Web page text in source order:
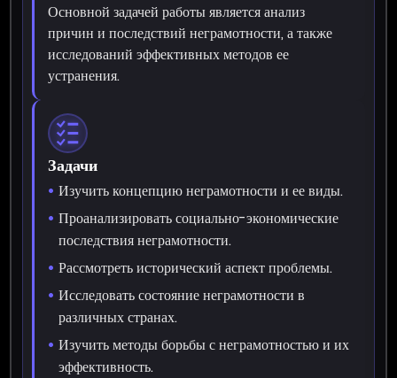
Основной задачей работы является анализ
причин и последствий неграмотности, а также
исследований эффективных методов ее
устранения.
Задачи
Изучить концепцию неграмотности и ее виды.
Проанализировать социально-экономические
последствия неграмотности.
Рассмотреть исторический аспект проблемы.
Исследовать состояние неграмотности в
различных странах.
Изучить методы борьбы с неграмотностью и их
эффективность.